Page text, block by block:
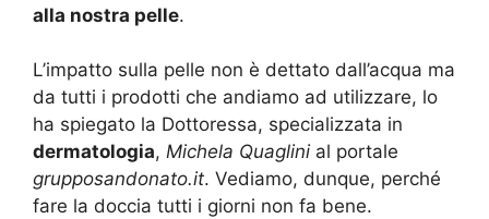
alla nostra pelle.
L’impatto sulla pelle non è dettato dall’acqua ma
da tutti i prodotti che andiamo ad utilizzare, lo
ha spiegato la Dottoressa, specializzata in
dermatologia, Michela Quaglini al portale
grupposandonato.it. Vediamo, dunque, perché
fare la doccia tutti i giorni non fa bene.